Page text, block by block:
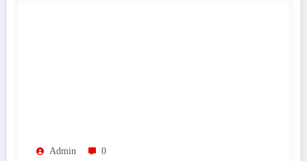
Admin 0